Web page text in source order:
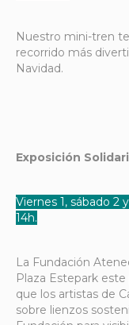
Nuestro mini-tren
recorrido más
Navidad.
Exposición
Viernes 1, sábado 2
14h.
La Fundación
Plaza Estepark
que los artistas de
sobre lienzos